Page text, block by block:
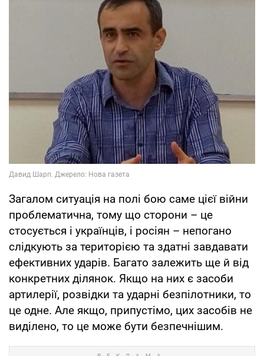
Загалом ситуація на полі бою саме цієї війни
проблематична, тому що сторони – це
стосується і українців, і росіян – непогано
слідкують за територією та здатні завдавати
ефективних ударів. Багато залежить ще й від
конкретних ділянок. Якщо на них є засоби
артилерії, розвідки та ударні безпілотники, то
це одне. Але якщо, припустімо, цих засобів не
виділено, то це може бути безпечнішим.